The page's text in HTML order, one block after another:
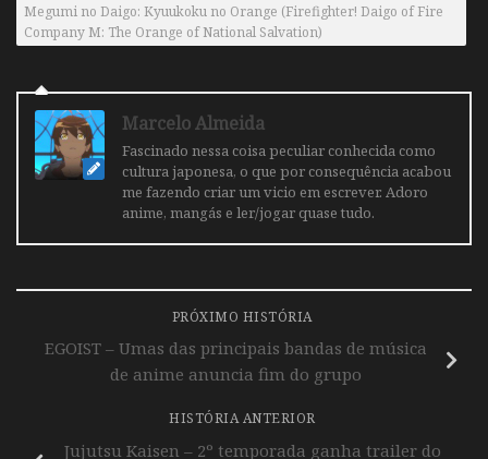
Megumi no Daigo: Kyuukoku no Orange (Firefighter! Daigo of Fire
Company M: The Orange of National Salvation)
Marcelo Almeida
Fascinado nessa coisa peculiar conhecida como
cultura japonesa, o que por consequência acabou
me fazendo criar um vicio em escrever. Adoro
anime, mangás e ler/jogar quase tudo.
PRÓXIMO HISTÓRIA
EGOIST – Umas das principais bandas de música
de anime anuncia fim do grupo
HISTÓRIA ANTERIOR
Jujutsu Kaisen – 2º temporada ganha trailer do